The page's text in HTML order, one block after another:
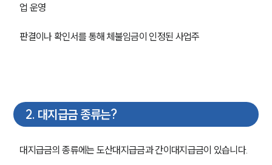
업 운영
판결이나 확인서를 통해 체불임금이 인정된 사업주
2. 대지급금 종류는?
대지급금의 종류에는 도산대지급금과 간이대지급금이 있습니다.